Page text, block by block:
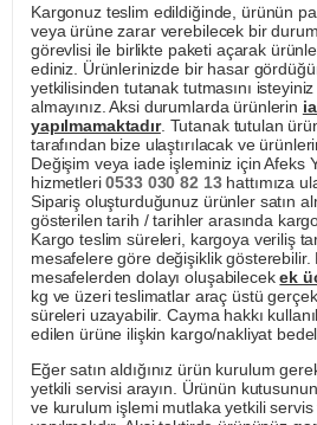
Kargonuz teslim edildiğinde, ürünün
veya ürüne zarar verebilecek bir
görevlisi ile birlikte paketi açarak
ediniz. Ürünlerinizde bir hasar
yetkilisinden tutanak tutmasını
almayınız. Aksi durumlarda ürünlerin
yapılmamaktadır. Tutanak tutulan
tarafından bize ulaştırılacak ve
Değişim veya iade işleminiz için Afeks
hizmetleri0533 030 82 13hattımıza
Sipariş oluşturduğunuz ürünler satın
gösterilen tarih / tarihler arasında
Kargo teslim süreleri, kargoya veriliş
mesafelere göre değişiklik gösterebilir.
mesafelerden dolayı oluşabilecekek
kg ve üzeri teslimatlar araç üstü
süreleri uzayabilir. Cayma hakkı
edilen ürüne ilişkin kargo/nakliyat
Eğer satın aldığınız ürün kurulum
yetkili servisi arayın. Ürünün kutusunun
ve kurulum işlemi mutlaka yetkili servis